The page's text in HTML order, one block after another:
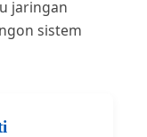
jaringan
sistem